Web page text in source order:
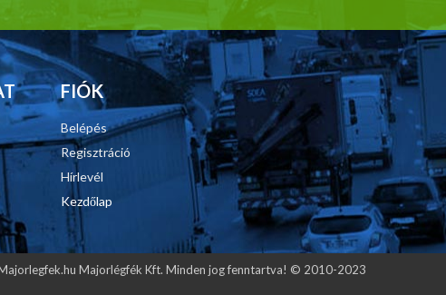
FIÓK
Belépés
Regisztráció
Hírlevél
Kezdőlap
Majorlégfék Kft. Minden jog fenntartva! © 2010-2023